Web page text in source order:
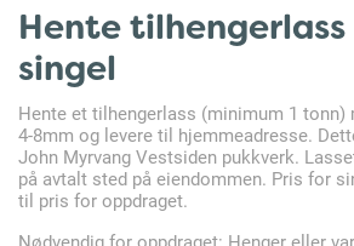
Hente tilhengerlass
singel
Hente et tilhengerlass (minimum 1
4-8mm og levere til hjemmeadresse.
John Myrvang Vestsiden pukkverk.
på avtalt sted på eiendommen. Pris for
til pris for oppdraget.
Nødvendig for oppdraget: Henger eller